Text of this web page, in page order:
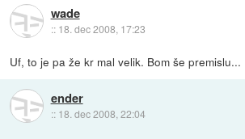
wade
:: 18. dec 2008, 17:23
Uf, to je pa že kr mal velik. Bom še premislu...
ender
:: 18. dec 2008, 22:04